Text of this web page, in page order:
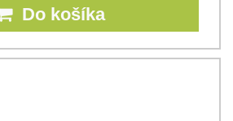
Do košíka